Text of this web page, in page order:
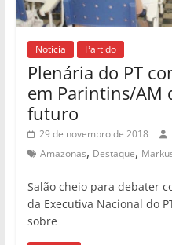
Notícia Partido
Plenária do PT
em Parintins/AM
futuro
29 de novembro de 2018
Amazonas, Destaque,
Salão cheio para debater
da Executiva Nacional do
sobre